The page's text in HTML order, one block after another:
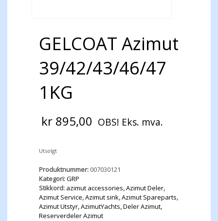
GELCOAT Azimut
39/42/43/46/47
1KG
kr 895,00 OBS! Eks. mva.
Utsolgt
Produktnummer: 007030121
Kategori:GRP
Stikkord: azimut accessories,Azimut Deler,
Azimut Service,Azimut sink,Azimut Spareparts,
Azimut Utstyr,AzimutYachts,Deler Azimut,
Reserverdeler Azimut